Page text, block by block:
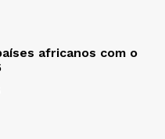
africanos com o